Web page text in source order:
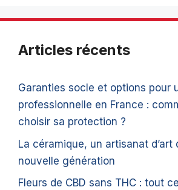
Articles récents
Garanties socle et options pour
professionnelle en France :
choisir sa protection ?
La céramique, un artisanat d’art
nouvelle génération
Fleurs de CBD sans THC : tout